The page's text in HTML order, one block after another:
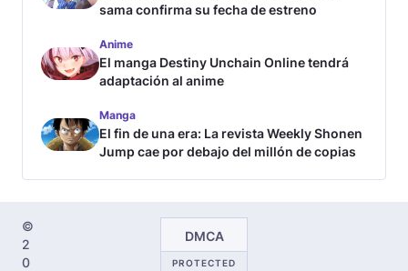
sama confirma su fecha de estreno
Anime
El manga Destiny Unchain Online tendrá
adaptación al anime
Manga
El fin de una era: La revista Weekly Shonen
Jump cae por debajo del millón de copias
©
2
0
DMCA
PROTECTED